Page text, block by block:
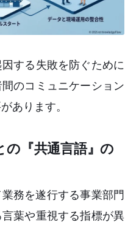
する失敗を防ぐために
のコミュニケーション
あります。
『共通言語』の
務を遂行する事業部門
言葉や重視する指標が異